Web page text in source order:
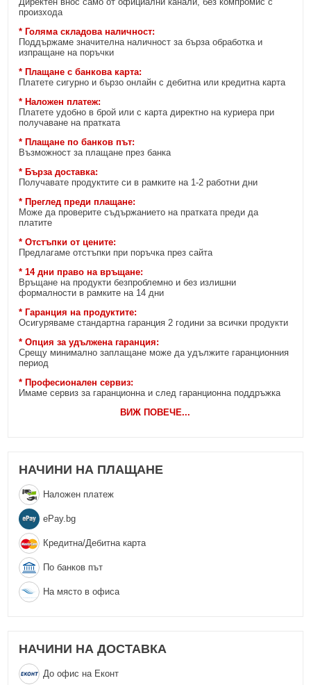
произхода
* Голяма складова наличност:
Поддържаме значителна наличност за бърза обработка и
изпращане на поръчки
* Плащане с банкова карта:
Платете сигурно и бързо онлайн с дебитна или кредитна карта
* Наложен платеж:
Платете удобно в брой или с карта директно на куриера при
получаване на пратката
* Плащане по банков път:
Възможност за плащане през банка
* Бърза доставка:
Получавате продуктите си в рамките на 1-2 работни дни
* Преглед преди плащане:
Може да проверите съдържанието на пратката преди да
платите
* Отстъпки от цените:
Предлагаме отстъпки при поръчка през сайта
* 14 дни право на връщане:
Връщане на продукти безпроблемно и без излишни
формалности в рамките на 14 дни
* Гаранция на продуктите:
Осигуряваме стандартна гаранция 2 години за всички продукти
* Опция за удължена гаранция:
Срещу минимално заплащане може да удължите гаранционния
период
* Професионален сервиз:
Имаме сервиз за гаранционна и след гаранционна поддръжка
ВИЖ ПОВЕЧЕ...
НАЧИНИ НА ПЛАЩАНЕ
Наложен платеж
еPay.bg
Кредитна/Дебитна карта
По банков път
На място в офиса
НАЧИНИ НА ДОСТАВКА
До офис на Еконт